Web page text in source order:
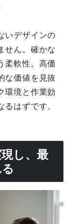
いデザインの
せん。確かな
柔軟性。高価
な価値を見抜
環境と作業効
はずです。
し、最